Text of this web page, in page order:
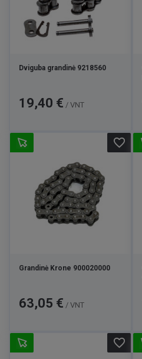
Dviguba grandinė 9218560
Kaina
19,40 € / VNT
Grandinė Krone 900020000
Kaina
63,05 € / VNT
favorite_border
favorite_border